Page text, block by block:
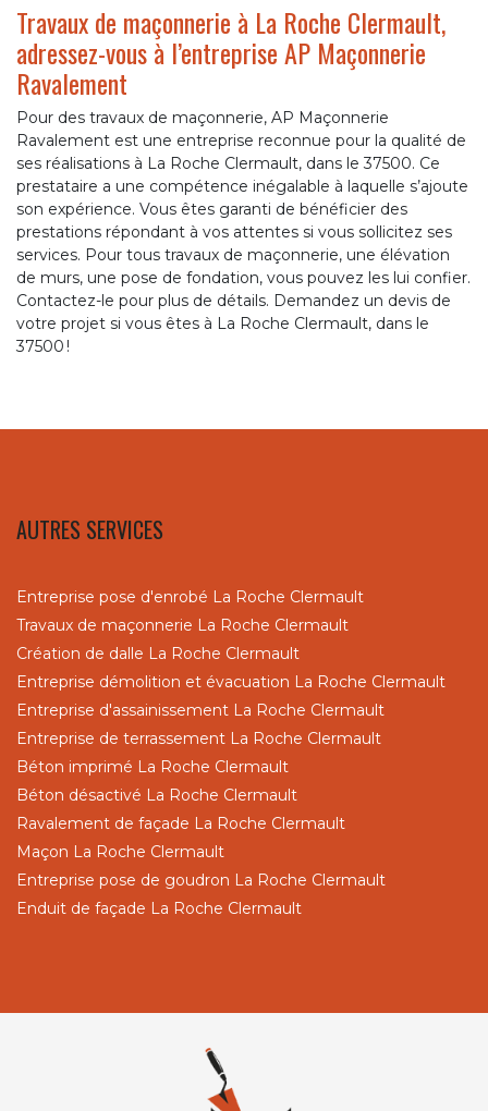
Travaux de maçonnerie à La Roche Clermault,
adressez-vous à l’entreprise AP Maçonnerie
Ravalement
Pour des travaux de maçonnerie, AP Maçonnerie
Ravalement est une entreprise reconnue pour la qualité de
ses réalisations à La Roche Clermault, dans le 37500. Ce
prestataire a une compétence inégalable à laquelle s’ajoute
son expérience. Vous êtes garanti de bénéficier des
prestations répondant à vos attentes si vous sollicitez ses
services. Pour tous travaux de maçonnerie, une élévation
de murs, une pose de fondation, vous pouvez les lui confier.
Contactez-le pour plus de détails. Demandez un devis de
votre projet si vous êtes à La Roche Clermault, dans le
37500 !
AUTRES SERVICES
Entreprise pose d'enrobé La Roche Clermault
Travaux de maçonnerie La Roche Clermault
Création de dalle La Roche Clermault
Entreprise démolition et évacuation La Roche Clermault
Entreprise d'assainissement La Roche Clermault
Entreprise de terrassement La Roche Clermault
Béton imprimé La Roche Clermault
Béton désactivé La Roche Clermault
Ravalement de façade La Roche Clermault
Maçon La Roche Clermault
Entreprise pose de goudron La Roche Clermault
Enduit de façade La Roche Clermault